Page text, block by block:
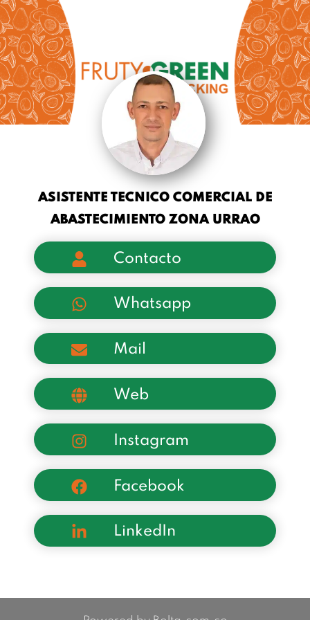
ASISTENTE TECNICO COMERCIAL DE
ABASTECIMIENTO ZONA URRAO
Contacto
Whatsapp
Mail
Web
Instagram
Facebook
LinkedIn